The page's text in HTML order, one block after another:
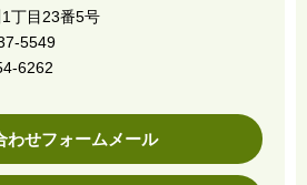
丁目23番5号
5549
6262
わせフォームメール